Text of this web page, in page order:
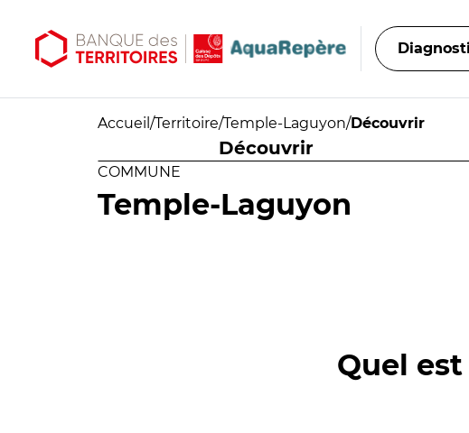
Accueil /Territoire/Temple-Laguyon/Découvrir
Découvrir
COMMUNE
Temple-Laguyon
Quel